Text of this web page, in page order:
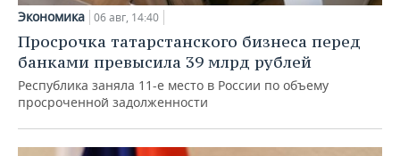
Экономика 06 авг, 14:40
Просрочка татарстанского бизнеса перед
банками превысила 39 млрд рублей
Республика заняла 11-е место в России по объему
просроченной задолженности